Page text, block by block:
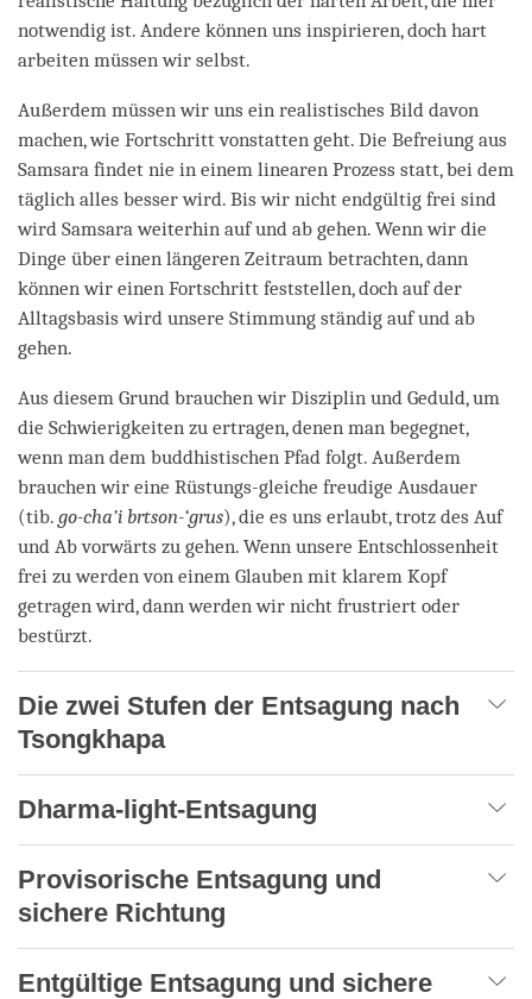
notwendig ist. Andere können uns inspirieren, doch hart
arbeiten müssen wir selbst.
Außerdem müssen wir uns ein realistisches Bild davon
machen, wie Fortschritt vonstatten geht. Die Befreiung aus
Samsara findet nie in einem linearen Prozess statt, bei dem
täglich alles besser wird. Bis wir nicht endgültig frei sind
wird Samsara weiterhin auf und ab gehen. Wenn wir die
Dinge über einen längeren Zeitraum betrachten, dann
können wir einen Fortschritt feststellen, doch auf der
Alltagsbasis wird unsere Stimmung ständig auf und ab
gehen.
Aus diesem Grund brauchen wir Disziplin und Geduld, um
die Schwierigkeiten zu ertragen, denen man begegnet,
wenn man dem buddhistischen Pfad folgt. Außerdem
brauchen wir eine Rüstungs-gleiche freudige Ausdauer
(tib. go-cha’i brtson-‘grus), die es uns erlaubt, trotz des Auf
und Ab vorwärts zu gehen. Wenn unsere Entschlossenheit
frei zu werden von einem Glauben mit klarem Kopf
getragen wird, dann werden wir nicht frustriert oder
bestürzt.
Die zwei Stufen der Entsagung nach
Tsongkhapa
Dharma-light-Entsagung
Provisorische Entsagung und
sichere Richtung
Entgültige Entsagung und sichere